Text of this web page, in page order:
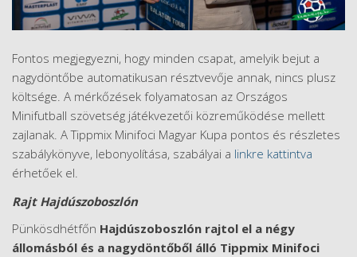
Fontos megjegyezni, hogy minden csapat, amelyik bejut a
nagydöntőbe automatikusan résztvevője annak, nincs plusz
költsége. A mérkőzések folyamatosan az Országos
Minifutball szövetség játékvezetői közreműködése mellett
zajlanak. A Tippmix Minifoci Magyar Kupa pontos és részletes
szabálykönyve, lebonyolítása, szabályai a linkre kattintva
érhetőek el.
Rajt Hajdúszoboszlón
Pünkösdhétfőn Hajdúszoboszlón rajtol el a négy
állomásból és a nagydöntőből álló Tippmix Minifoci